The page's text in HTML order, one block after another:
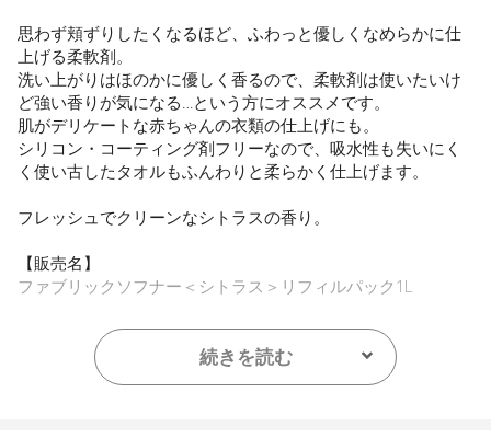
思わず頬ずりしたくなるほど、ふわっと優しくなめらかに仕
上げる柔軟剤。
洗い上がりはほのかに優しく香るので、柔軟剤は使いたいけ
ど強い香りが気になる…という方にオススメです。
肌がデリケートな赤ちゃんの衣類の仕上げにも。
シリコン・コーティング剤フリーなので、吸水性も失いにく
く使い古したタオルもふんわりと柔らかく仕上げます。
フレッシュでクリーンなシトラスの香り。
【販売名】
ファブリックソフナー＜シトラス＞リフィルパック1L
【ご使用方法】
使用量の目安：水45Lに対し35mL/30Lに対し23mL
続きを読む